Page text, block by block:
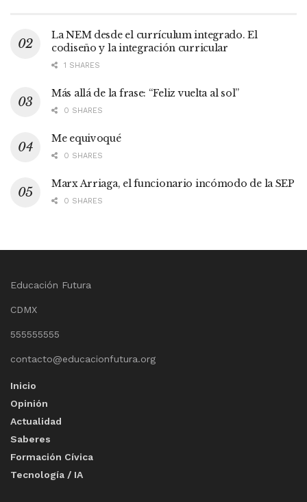
La NEM desde el currículum integrado. El
codiseño y la integración curricular
1 SHARES
Más allá de la frase: “Feliz vuelta al sol”
0 SHARES
Me equivoqué
0 SHARES
Marx Arriaga, el funcionario incómodo de la SEP
0 SHARES
Educación Futura
CDMX
555555555
contacto@educacionfutura.org
Inicio
Opinión
Actualidad
Saberes
Formación Cívica
Tecnología / IA